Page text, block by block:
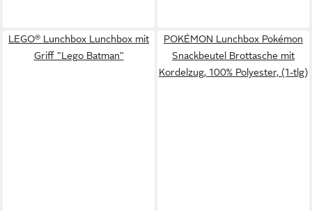
LEGO® Lunchbox Lunchbox mit
Griff "Lego Batman"
POKÉMON Lunchbox Pokémon
Snackbeutel Brottasche mit
Kordelzug, 100% Polyester, (1-tlg)